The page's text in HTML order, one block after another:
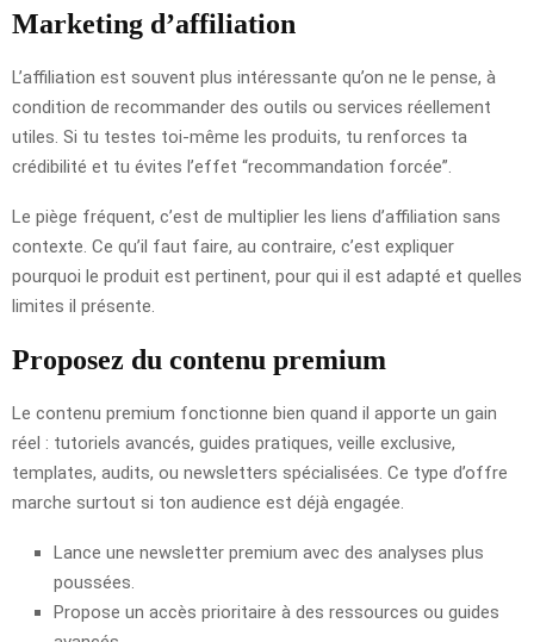
Marketing d’affiliation
L’affiliation est souvent plus intéressante qu’on ne le pense, à
condition de recommander des outils ou services réellement
utiles. Si tu testes toi-même les produits, tu renforces ta
crédibilité et tu évites l’effet “recommandation forcée”.
Le piège fréquent, c’est de multiplier les liens d’affiliation sans
contexte. Ce qu’il faut faire, au contraire, c’est expliquer
pourquoi le produit est pertinent, pour qui il est adapté et quelles
limites il présente.
Proposez du contenu premium
Le contenu premium fonctionne bien quand il apporte un gain
réel : tutoriels avancés, guides pratiques, veille exclusive,
templates, audits, ou newsletters spécialisées. Ce type d’offre
marche surtout si ton audience est déjà engagée.
Lance une newsletter premium avec des analyses plus
poussées.
Propose un accès prioritaire à des ressources ou guides